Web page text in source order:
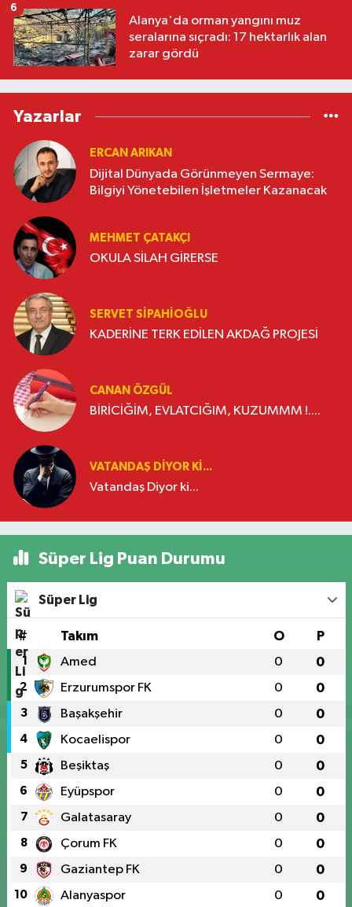
Alanya'da orman yangını muz
seralarına sıçradı: 17 hektarlık alan
zarar gördü
6
Yazarlar
ERCAN ARIKAN
Dijital Dünyada Görünmeyen Sermaye:
Bilgiyi Yönetebilen İşletmeler Kazanacak
MEHMET ÇATAKÇI
OKULA SİLAH GİRERSE
SERVET SİPAHİOĞLU
KADERİNE TERK EDİLEN AKDAĞ PROJESİ
CANAN ÖZGÜL
BİRİCİĞİM, EVLATCIĞIM, KUZUMMM !....
VATANDAŞ DIYOR KI...
Vatandaş Diyor ki...
Süper Lig Puan Durumu
Süper Lig
# Takım O P
1 Amed 0 0
2 Erzurumspor FK 0 0
3 Başakşehir 0 0
4 Kocaelispor 0 0
5 Beşiktaş 0 0
6 Eyüpspor 0 0
7 Galatasaray 0 0
8 Çorum FK 0 0
9 Gaziantep FK 0 0
10 Alanyaspor 0 0